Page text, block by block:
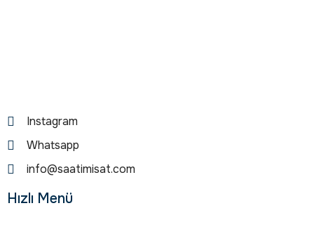
Instagram
Whatsapp
info@saatimisat.com
Hızlı Menü